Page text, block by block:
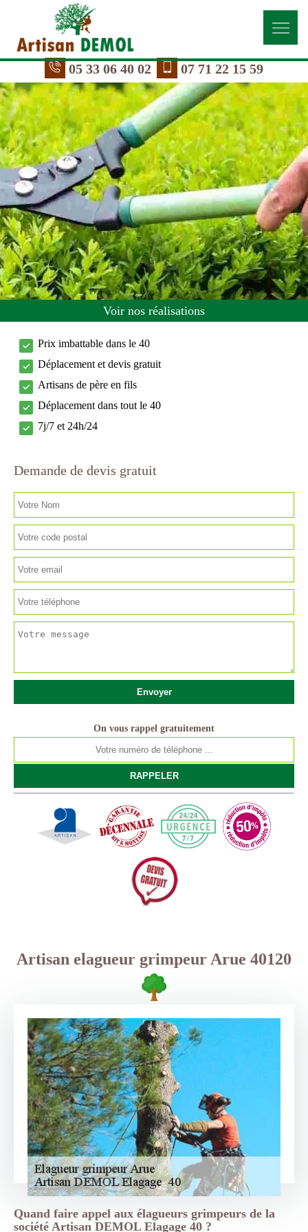
05 33 06 40 02 07 71 22 15 59
Voir nos réalisations
Prix imbattable dans le 40
Déplacement et devis gratuit
Artisans de père en fils
Déplacement dans tout le 40
7j/7 et 24h/24
Demande de devis gratuit
On vous rappel gratuitement
Artisan elagueur grimpeur Arue 40120
Quand faire appel aux élagueurs grimpeurs de la
société Artisan DEMOL Elagage 40 ?